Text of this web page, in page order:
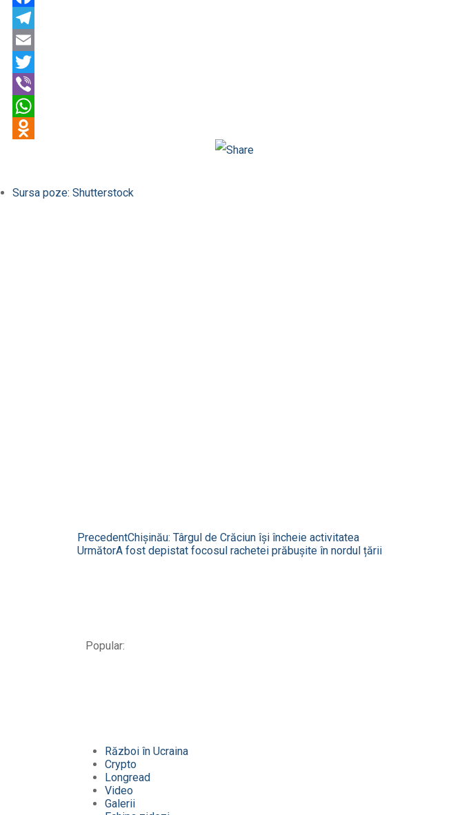
Odnoklassniki
Sursa poze: Shutterstock
PrecedentChișinău: Târgul de Crăciun își încheie activitatea
UrmătorA fost depistat focosul rachetei prăbușite în nordul țării
Popular:
Război în Ucraina
Crypto
Longread
Video
Galerii